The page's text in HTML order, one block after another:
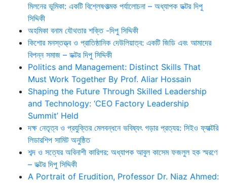
মিলনের ভূমিকা: একটি বিশ্লেষণাত্মক পর্যালোচনা – অধ্যাপক ডক্টর দিপু
সিদ্দিকী
অহমিকা বনাম যৌথতার শক্তি -দিপু সিদ্দিকী
কিশোর মনস্তত্ত্ব ও প্রাতিষ্ঠানিক দেউলিয়াত্ব: একটি জিডি এবং আমাদের
বিপন্ন সমাজ – ডক্টর দিপু সিদ্দিকী
Politics and Management: Distinct Skills That
Must Work Together By Prof. Aliar Hossain
Shaping the Future Through Skilled Leadership
and Technology: ‘CEO Factory Leadership
Summit’ Held
দক্ষ নেতৃত্ব ও প্রযুক্তির মেলবন্ধনে ভবিষ্যৎ গড়ার প্রত্যয়: সিইও ফ্যাক্টরি
লিডারশিপ সামিট অনুষ্ঠিত
শব্দ ও সত্যের অবিনাশী কারিগর: অধ্যাপক আবুল কাসেম ফজলুল হক স্মরণে
– ডক্টর দিপু সিদ্দিকী
A Portrait of Erudition, Professor Dr. Niaz Ahmed: